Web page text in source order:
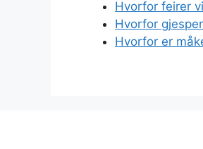
Hvorfor feirer
Hvorfor
Hvorfor er